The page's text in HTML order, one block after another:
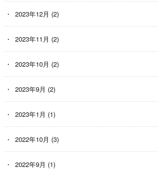
2023年12月 (2)
2023年11月 (2)
2023年10月 (2)
2023年9月 (2)
2023年1月 (1)
2022年10月 (3)
2022年9月 (1)